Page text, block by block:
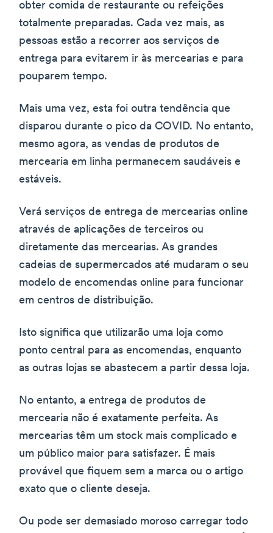
obter comida de restaurante ou refeições
totalmente preparadas. Cada vez mais, as
pessoas estão a recorrer aos serviços de
entrega para evitarem ir às mercearias e para
pouparem tempo.
Mais uma vez, esta foi outra tendência que
disparou durante o pico da COVID. No entanto,
mesmo agora, as vendas de produtos de
mercearia em linha permanecem saudáveis e
estáveis.
Verá serviços de entrega de mercearias online
através de aplicações de terceiros ou
diretamente das mercearias. As grandes
cadeias de supermercados até mudaram o seu
modelo de encomendas online para funcionar
em centros de distribuição.
Isto significa que utilizarão uma loja como
ponto central para as encomendas, enquanto
as outras lojas se abastecem a partir dessa loja.
No entanto, a entrega de produtos de
mercearia não é exatamente perfeita. As
mercearias têm um stock mais complicado e
um público maior para satisfazer. É mais
provável que fiquem sem a marca ou o artigo
exato que o cliente deseja.
Ou pode ser demasiado moroso carregar todo